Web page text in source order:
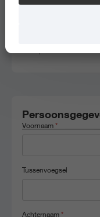
Medisch
Voornaam *
Tussenvoegsel
Achternaam *